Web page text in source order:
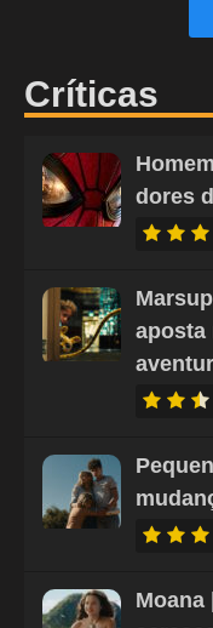
Críticas
dores
aposta
Moana